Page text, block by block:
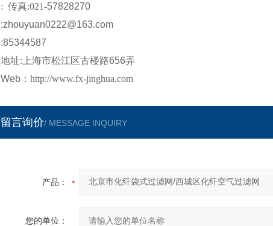
: 传真:021-57828270
:zhouyuan0222@163.com
:85344587
地址: 上海市松江区古楼路656弄
Web ： http://www.fx-jinghua.com
留言询价/ MESSAGE INQUIRY
产品：
您的单位：